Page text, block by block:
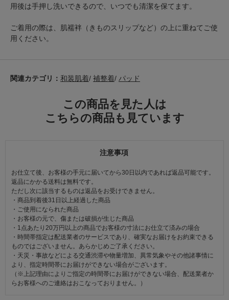
用後は手押し洗いできるので、いつでも清潔を保てます。
ご着用の際は、肌襦袢（きものスリップなど）の上に重ねてご使
用ください。
関連カテゴリ： 和装肌着/ 補整着/ パッド
この商品を見た人は
こちらの商品も見ています
注意事項
お仕立て後、お客様の手元に届いてから30日以内であれば返品可能です。
返品にかかる送料は無料です。
ただし次に該当するものは返品をお受けできません。
・商品到着後31日以上経過した商品
・ご使用になられた商品
・お客様の元で、傷または破損が生じた商品
・1点あたり20万円以上の商品でお客様の寸法にお仕立て済みの場合
・時間帯指定は配送業者のサービスであり、確実なお届けをお約束できる
ものではございません。あらかじめご了承ください。
・天災・事故などによる交通渋滞や物量増加、異常気象やその他諸事情に
より、指定時間帯にお届けができない場合がございます。
（※上記理由によりご指定の時間帯にお届けができない場合、配送業者か
らお客様へのご連絡はおこなっておりません。）